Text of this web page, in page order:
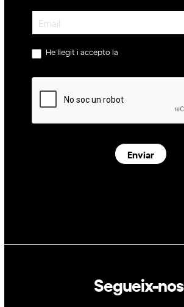
Newsletter
He llegit i accepto la
Enviar
Segueix-nos